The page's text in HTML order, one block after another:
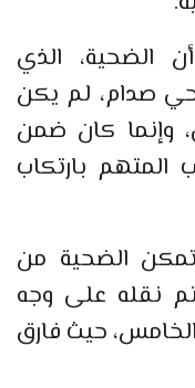
الضحية، الذي
صدام، لم يكن
وإنما كان ضمن
المتهم بارتكاب
تمكن الضحية من
نقله على وجه
حيث فارق